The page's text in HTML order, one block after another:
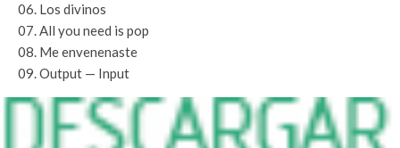
06. Los divinos
07. All you need is pop
08. Me envenenaste
09. Output — Input